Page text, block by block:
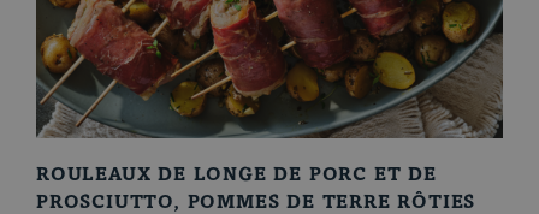
ROULEAUX DE LONGE DE PORC ET DE
PROSCIUTTO, POMMES DE TERRE RÔTIES